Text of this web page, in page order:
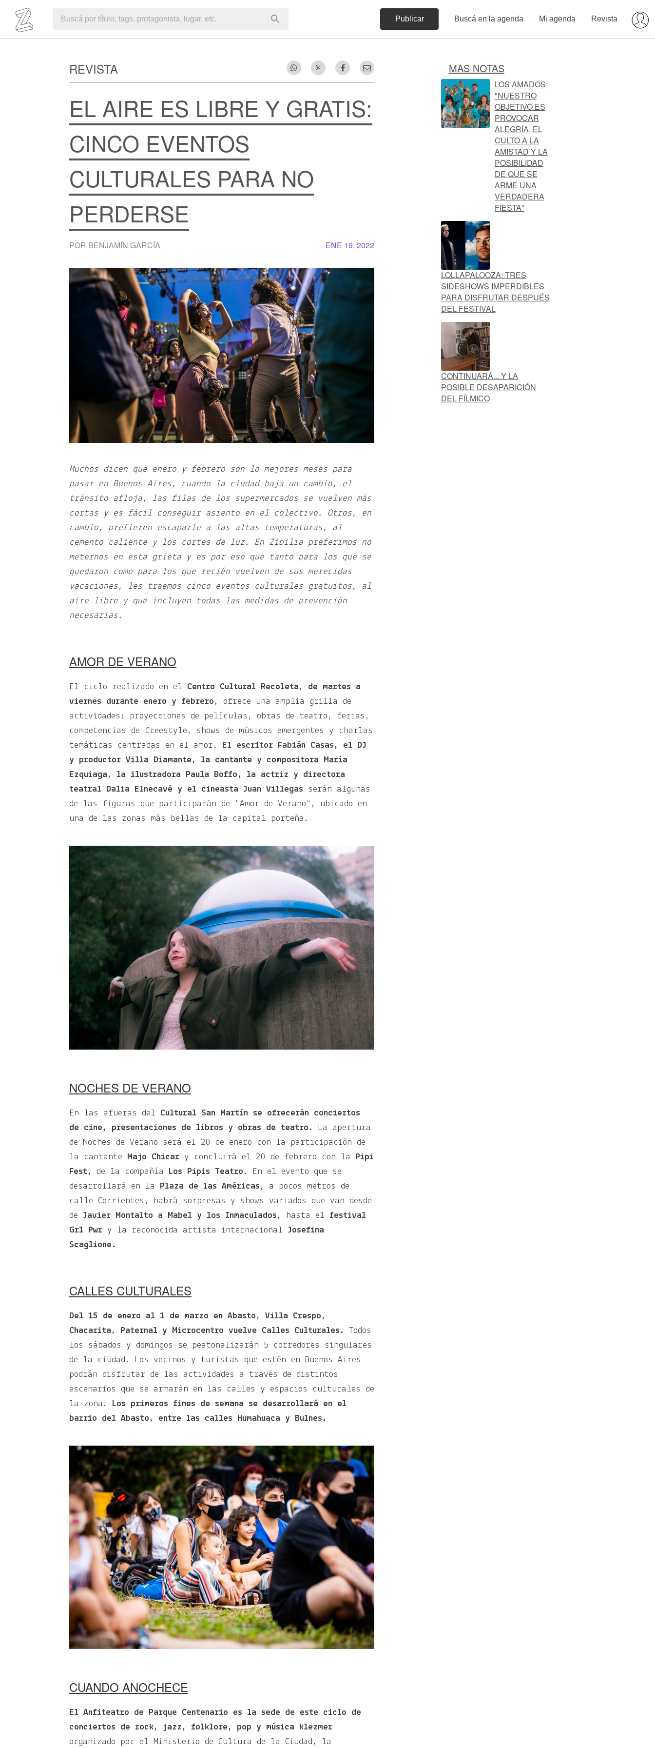
Publicar Buscá en la agenda Mi agenda Revista
REVISTA
EL AIRE ES LIBRE Y GRATIS:
CINCO EVENTOS
CULTURALES PARA NO
PERDERSE
ENE 19, 2022
POR BENJAMÍN GARCÍA
Muchos dicen que enero y febrero son lo mejores meses para
pasar en Buenos Aires, cuando la ciudad baja un cambio, el
tránsito afloja, las filas de los supermercados se vuelven más
cortas y es fácil conseguir asiento en el colectivo. Otros, en
cambio, prefieren escaparle a las altas temperaturas, al
cemento caliente y los cortes de luz. En Zibilia preferimos no
meternos en esta grieta y es por eso que tanto para los que se
quedaron como para los que recién vuelven de sus merecidas
vacaciones, les traemos cinco eventos culturales gratuitos, al
aire libre y que incluyen todas las medidas de prevención
necesarias.
AMOR DE VERANO
El ciclo realizado en el Centro Cultural Recoleta, de martes a
viernes durante enero y febrero , ofrece una amplia grilla de
actividades: proyecciones de películas, obras de teatro, ferias,
competencias de freestyle, shows de músicos emergentes y charlas
temáticas centradas en el amor. El escritor Fabián Casas, el DJ
y productor Villa Diamante, la cantante y compositora María
Ezquiaga, la ilustradora Paula Boffo, la actriz y directora
teatral Dalia Elnecavé y el cineasta Juan Villegas serán algunas
de las figuras que participarán de "Amor de Verano", ubicado en
una de las zonas más bellas de la capital porteña.
NOCHES DE VERANO
En las afueras del Cultural San Martín
se ofrecerán conciertos
de cine, presentaciones de libros y obras de teatro.
La apertura
de Noches de Verano será el 20 de enero con la participación de
la cantante Majo Chicar y concluirá el 20 de febrero con la
Pipi
Fest, de la compañía Los Pipis Teatro . En el evento que se
desarrollará en la
Plaza de las Américas , a pocos metros de
calle Corrientes, habrá sorpresas y shows variados que van desde
de Javier Montalto a Mabel y los Inmaculados , hasta el festival
Grl Pwr y la reconocida artista internacional Josefina
Scaglione.
CALLES CULTURALES
Del 15 de enero al 1 de marzo en Abasto, Villa Crespo,
Chacarita, Paternal y Microcentro vuelve Calles Culturales.
Todos
los sábados y domingos se peatonalizarán 5 corredores singulares
de la ciudad. Los vecinos y turistas que estén en Buenos Aires
podrán disfrutar de las actividades a través de distintos
escenarios que se armarán en las calles y espacios culturales de
la zona.
Los primeros fines de semana se desarrollará en el
barrio del Abasto, entre las calles Humahuaca y Bulnes.
CUANDO ANOCHECE
El Anfiteatro de Parque Centenario es la sede de este ciclo de
conciertos de rock, jazz, folklore, pop y música klezmer
organizado por el Ministerio de Cultura de la Ciudad, la
MAS NOTAS
LOS AMADOS:
"NUESTRO
OBJETIVO ES
PROVOCAR
ALEGRÍA, EL
CULTO A LA
AMISTAD Y LA
POSIBILIDAD
DE QUE SE
ARME UNA
VERDADERA
FIESTA"
LOLLAPALOOZA: TRES
SIDESHOWS IMPERDIBLES
PARA DISFRUTAR DESPUÉS
DEL FESTIVAL
CONTINUARÁ... Y LA
POSIBLE DESAPARICIÓN
DEL FÍLMICO